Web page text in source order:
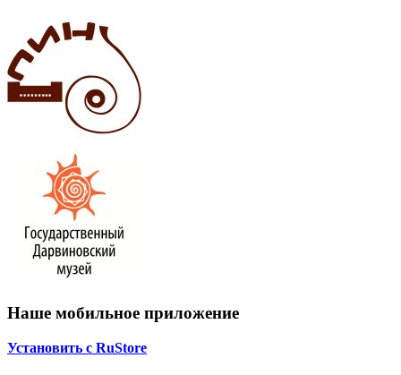
Наше мобильное приложение
Установить с RuStore